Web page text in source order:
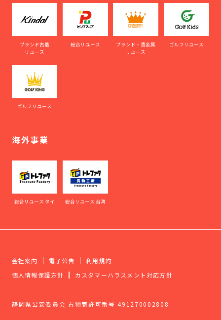
ブランド古着
リユース
総合リユース
ブランド・貴金属
リユース
ゴルフリユース
ゴルフリユース
海外事業
総合リユース タイ 総合リユース 台湾
会社案内 電子公告
利用規約
個人情報保護方針
カスタマーハラスメント対応方針
静岡県公安委員会 古物商許可番号 491270002808